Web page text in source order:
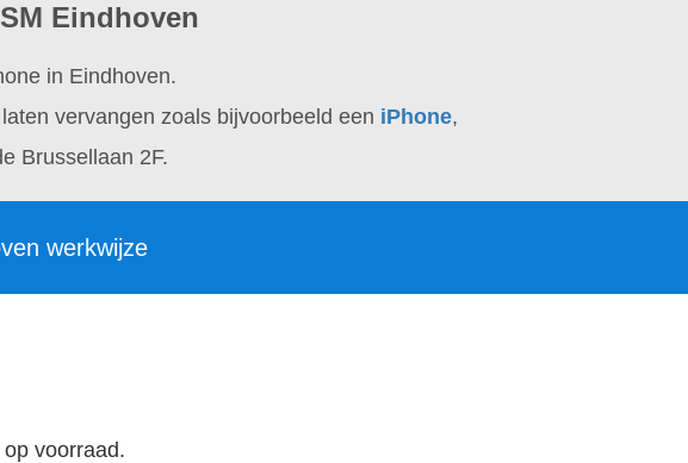
Eindhoven
in Eindhoven.
vervangen zoals bijvoorbeeld een iPhone,
Brussellaan 2F.
werkwijze
voorraad.